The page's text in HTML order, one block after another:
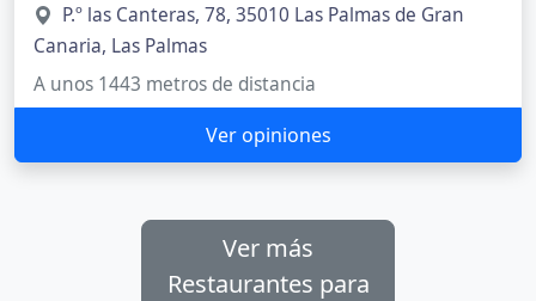
P.º las Canteras, 78, 35010 Las Palmas de Gran
Canaria, Las Palmas
A unos 1443 metros de distancia
Ver opiniones
Ver más
Restaurantes para